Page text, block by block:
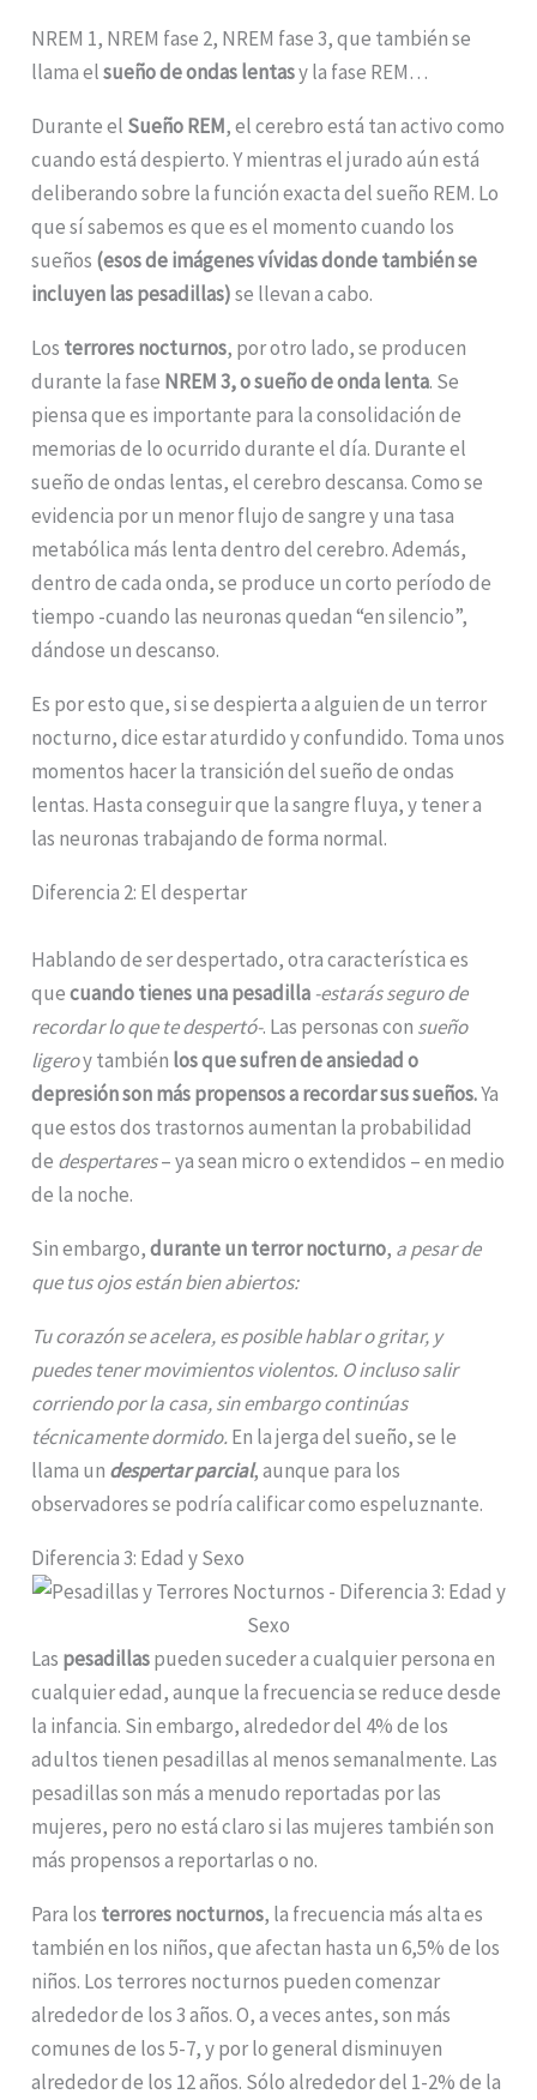
NREM 1, NREM fase 2, NREM fase 3, que también se
llama elsueño de ondas lentasy la fase REM…
Durante el Sueño REM, el cerebro está tan activo como
cuando está despierto. Y mientras el jurado aún está
deliberando sobre la función exacta del sueño REM. Lo
que sí sabemos es que es el momento cuando los
sueños (esos de imágenes vívidas donde también se
incluyen las pesadillas)se llevan a cabo.
Los terrores nocturnos, por otro lado, se producen
durante la fase NREM 3, o sueño de onda lenta. Se
piensa que es importante para la consolidación de
memorias de lo ocurrido durante el día. Durante el
sueño de ondas lentas, el cerebro descansa. Como se
evidencia por un menor flujo de sangre y una tasa
metabólica más lenta dentro del cerebro. Además,
dentro de cada onda, se produce un corto período de
tiempo -cuando las neuronas quedan “en silencio”,
dándose un descanso.
Es por esto que, si se despierta a alguien de un terror
nocturno, dice estar aturdido y confundido. Toma unos
momentos hacer la transición del sueño de ondas
lentas. Hasta conseguir que la sangre fluya, y tener a
las neuronas trabajando de forma normal.
Diferencia 2: El despertar
Hablando de ser despertado, otra característica es
quecuando tienes una pesadilla -estarás seguro de
recordar lo que te despertó-. Las personas con sueño
ligeroy también los que sufren de ansiedad o
depresión son más propensos a recordar sus sueños.Ya
que estos dos trastornos aumentan la probabilidad
de despertares– ya sean micro o extendidos – en medio
de la noche.
Sin embargo,durante un terror nocturno, a pesar de
que tus ojos están bien abiertos:
Tu corazón se acelera, es posible hablar o gritar, y
puedes tener movimientos violentos. O incluso salir
corriendo por la casa, sin embargo continúas
técnicamente dormido.En la jerga del sueño, se le
llama un despertar parcial, aunque para los
observadores se podría calificar como espeluznante.
Diferencia 3: Edad y Sexo
Las pesadillaspueden suceder a cualquier persona en
cualquier edad, aunque la frecuencia se reduce desde
la infancia. Sin embargo, alrededor del 4% de los
adultos tienen pesadillas al menos semanalmente. Las
pesadillas son más a menudo reportadas por las
mujeres, pero no está claro si las mujeres también son
más propensos a reportarlas o no.
Para los terrores nocturnos, la frecuencia más alta es
también en los niños, que afectan hasta un 6,5% de los
niños. Los terrores nocturnos pueden comenzar
alrededor de los 3 años. O, a veces antes, son más
comunes de los 5-7, y por lo general disminuyen
alrededor de los 12 años. Sólo alrededor del 1-2% de la